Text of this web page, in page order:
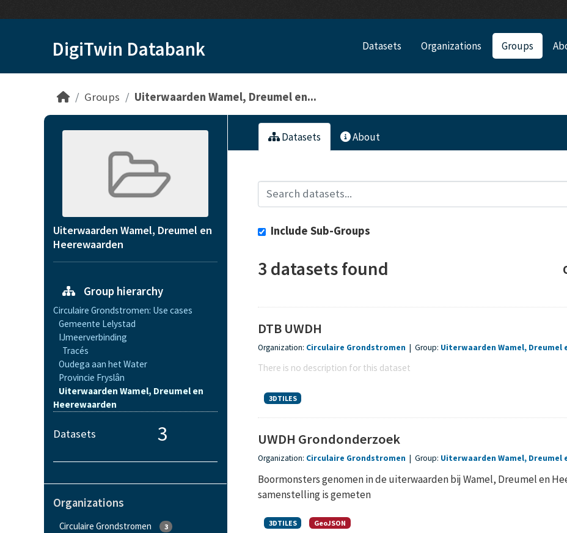
DigiTwin Databank Datasets Organizations Groups
Groups Uiterwaarden Wamel, Dreumel en...
Uiterwaarden Wamel, Dreumel en
Heerewaarden
Group hierarchy
Circulaire Grondstromen: Use cases
Gemeente Lelystad
IJmeerverbinding
Tracés
Oudega aan het Water
Provincie Fryslân
Uiterwaarden Wamel, Dreumel en
Heerewaarden
Datasets 3
Organizations
Circulaire Grondstromen 3
Datasets About
Include Sub-Groups
3 datasets found
DTB UWDH
Organization: Circulaire Grondstromen | Group: Uiterwaarden Wamel, Dreumel
There is no description for this dataset
3DTILES
UWDH Grondonderzoek
Organization: Circulaire Grondstromen | Group: Uiterwaarden Wamel, Dreumel
Boormonsters genomen in de uiterwaarden bij Wamel, Dreumel en
samenstelling is gemeten
3DTILES GeoJSON